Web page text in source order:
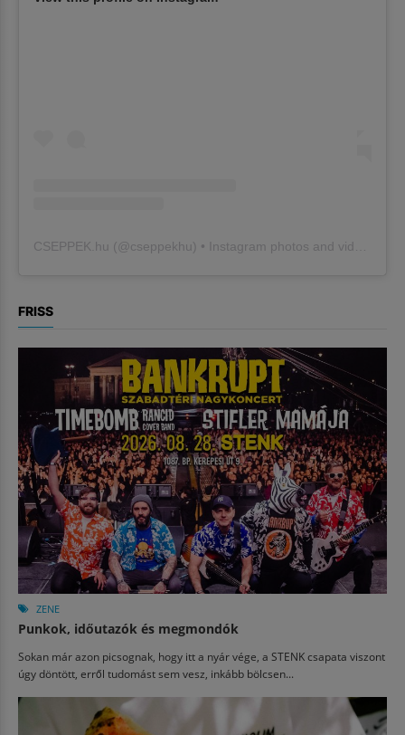
CSEPPEK.hu (@cseppekhu ) • Instagram photos and videos
FRISS
ZENE
Punkok, időutazók és megmondók
Sokan már azon picsognak, hogy itt a nyár vége, a STENK csapata viszont
úgy döntött, erről tudomást sem vesz, inkább bölcsen...